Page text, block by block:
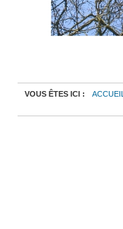
VOUS ÊTES ICI : ACCUEIL